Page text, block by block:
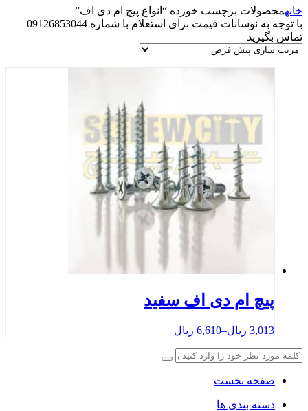
خانهمحصولات برچسب خورده “انواع پیچ ام دی اف”
با توجه به نوسانات قیمت برای استعلام با شماره 09126853044
تماس بگیرید
پیچ ام دی اف سفید
3,013 ریال –
6,610 ریال
صفحه نخست
دسته بندی ها